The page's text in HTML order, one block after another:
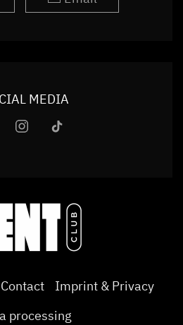
MEDIA
Contact
Imprint & Privacy
processing